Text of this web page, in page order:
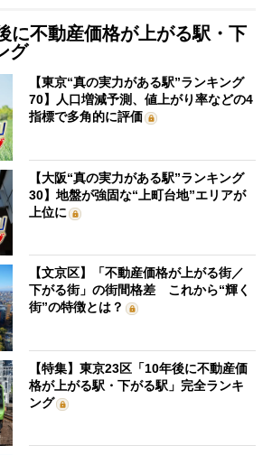
に不動産価格が上がる駅・下
グ
【東京“真の実力がある駅”ランキング
70】人口増減予測、値上がり率などの4
指標で多角的に評価
【大阪“真の実力がある駅”ランキング
30】地盤が強固な“上町台地”エリアが
上位に
【文京区】「不動産価格が上がる街／
下がる街」の街間格差 これから“輝く
街”の特徴とは？
【特集】東京23区「10年後に不動産価
格が上がる駅・下がる駅」完全ランキ
ング